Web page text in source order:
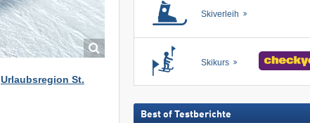
Urlaubsregion St.
Skiverleih
Skikurs
Best of Testberichte